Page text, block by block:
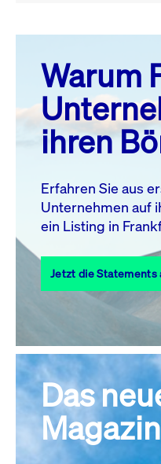
August 26
MO. DI. MI.
3
4 5
10 11
17
18 19
31
Warum
ihren
Erfahren Sie aus
Unternehmen auf
ein Listing in
Jetzt die Statements
Das